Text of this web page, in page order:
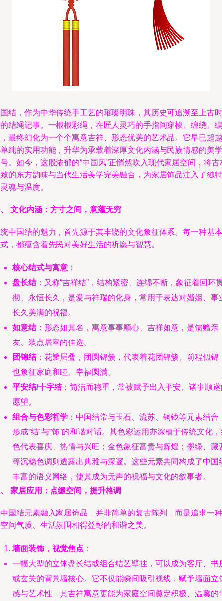
结，作为中华传统手工艺的璀璨明珠，其历史可追溯至上古时
结绳记事。一根根彩绳，在匠人灵巧的手指间穿梭、缠绕、编
最终幻化为一个个寓意吉祥、形态优美的艺术品。它早已超越
纯的实用功能，升华为承载着深厚文化内涵与民族情感的美学
。如今，这股浓郁的“中国风”正悄然吹入现代家居空间，将古
的东方韵味与当代生活美学完美融合，为家居饰品注入了独特
魂与温度。
文化内涵：方寸之间，意蕴无穷
中国结的魅力，首先源于其丰饶的文化象征体系。每一种基本
，都蕴含着先民对美好生活的祈愿与智慧。
核心结式与寓意 ：
盘长结：又称“吉祥结”，结构紧密、连绵不断，象征着回环
彻、永恒长久，是爱与祥瑞的化身，常用于表达对婚姻、事
长久美满的祝福。
如意结：形态如其名，寓意事事顺心、吉祥如意，是馈赠亲
友、装点居室的佳选。
团锦结：花瓣层叠，团圆锦簇，代表着花团锦簇、前程似锦
也象征家庭和睦、幸福圆满。
平安结/十字结：简洁而稳重，常被赋予出入平安、诸事顺遂
愿望。
组合与色彩哲学 ：中国结常与玉石、流苏、铜钱等元素结合
形成“结”与“饰”的和谐对话。其色彩运用亦深植于传统文化
色代表喜庆、热情与兴旺；金色象征富贵与辉煌；墨绿、藏
等沉稳色调则透露出典雅与深邃。这些元素共同构成了中国
丰富的语义网络，使其成为无声的祝福与文化的叙事者。
家居应用：点缀空间，提升格调
国结元素融入家居饰品，并非简单的复古陈列，而是追求一种
间气质、生活氛围相得益彰的和谐之美。
墙面装饰，视觉焦点 ：
一幅大型的立体盘长结或组合结艺壁挂，可以成为客厅、书
或玄关的背景墙核心。它不仅能瞬间吸引视线，赋予墙面立
感与艺术性，其吉祥寓意更能为家庭空间奠定积极、温馨的